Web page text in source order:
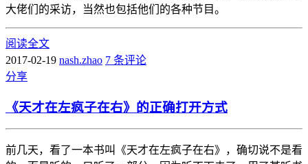
大佬们的采访，当然也包括他们的各种节目。
阅读全文
2017-02-19 nash.zhao 7 条评论
分享
《天才在左疯子在右》的正确打开方式
前几天，看了一本书叫《天才在左疯子在右》，确切说不是看